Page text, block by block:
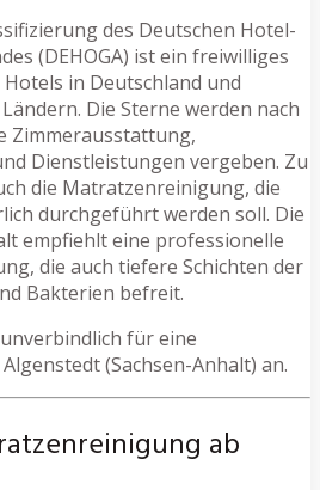
des Deutschen Hotel-
(DEHOGA) ist ein freiwilliges
in Deutschland und
Die Sterne werden nach
Zimmerausstattung,
Dienstleistungen vergeben. Zu
die Matratzenreinigung, die
durchgeführt werden soll. Die
empfiehlt eine professionelle
die auch tiefere Schichten der
Bakterien befreit.
für eine
(Sachsen-Anhalt) an.
ab